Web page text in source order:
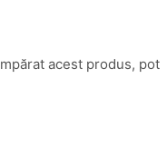
acest produs, pot